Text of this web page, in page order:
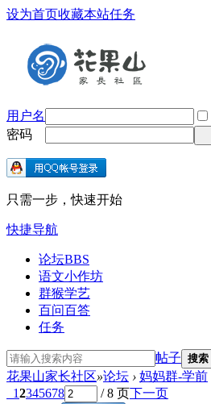
设为首页收藏本站任务
用户名
密码
只需一步，快速开始
快捷导航
论坛BBS
语文小作坊
群猴学艺
百问百答
任务
帖子 搜索
花果山家长社区»论坛 › 妈妈群-学前
12345678 / 8 页下一页